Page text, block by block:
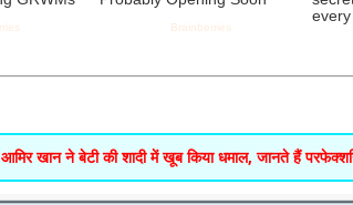
आमिर खान ने बेटी की शादी में खूब किया धमाल, जानते हैं